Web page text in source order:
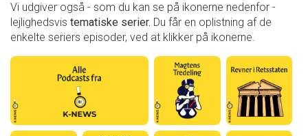
Vi udgiver også - som du kan se på ikonerne nedenfor -
lejlighedsvis tematiske serier. Du får en oplistning af de
enkelte seriers episoder, ved at klikker på ikonerne.